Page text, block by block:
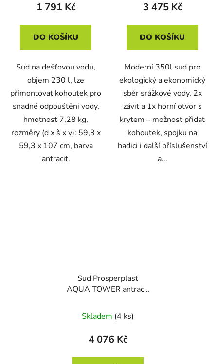
1 791 Kč
DO KOŠÍKU
Sud na dešťovou vodu,
objem 230 l, lze
přimontovat kohoutek pro
snadné odpouštění vody,
hmotnost 7,28 kg,
rozměry (d x š x v): 59,3 x
59,3 x 107 cm, barva
antracit.
3 475 Kč
DO KOŠÍKU
Moderní 350l sud pro
ekologický a ekonomický
sběr srážkové vody, 2x
závit a 1x horní otvor s
krytem – možnost přidat
kohoutek, spojku na
hadici i další příslušenství
a...
Sud Prosperplast
AQUA TOWER antracit
Skladem (4 ks)
4 076 Kč